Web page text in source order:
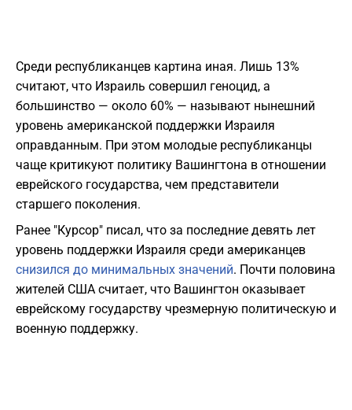
Среди республиканцев картина иная. Лишь 13%
считают, что Израиль совершил геноцид, а
большинство — около 60% — называют нынешний
уровень американской поддержки Израиля
оправданным. При этом молодые республиканцы
чаще критикуют политику Вашингтона в отношении
еврейского государства, чем представители
старшего поколения.
Ранее "Курсор" писал, что за последние девять лет
уровень поддержки Израиля среди американцев
снизился до минимальных значений. Почти половина
жителей США считает, что Вашингтон оказывает
еврейскому государству чрезмерную политическую и
военную поддержку.